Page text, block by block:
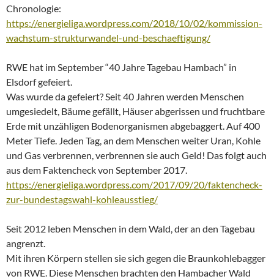
Chronologie:
https://energieliga.wordpress.com/2018/10/02/kommission-
wachstum-strukturwandel-und-beschaeftigung/
RWE hat im September “40 Jahre Tagebau Hambach” in
Elsdorf gefeiert.
Was wurde da gefeiert? Seit 40 Jahren werden Menschen
umgesiedelt, Bäume gefällt, Häuser abgerissen und fruchtbare
Erde mit unzähligen Bodenorganismen abgebaggert. Auf 400
Meter Tiefe. Jeden Tag, an dem Menschen weiter Uran, Kohle
und Gas verbrennen, verbrennen sie auch Geld! Das folgt auch
aus dem Faktencheck von September 2017.
https://energieliga.wordpress.com/2017/09/20/faktencheck-
zur-bundestagswahl-kohleausstieg/
Seit 2012 leben Menschen in dem Wald, der an den Tagebau
angrenzt.
Mit ihren Körpern stellen sie sich gegen die Braunkohlebagger
von RWE. Diese Menschen brachten den Hambacher Wald